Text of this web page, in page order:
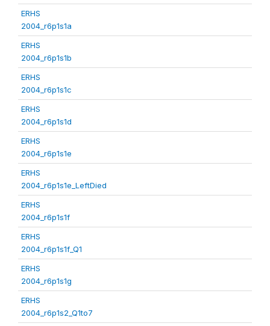
ERHS
2004_r6p1s1a
ERHS
2004_r6p1s1b
ERHS
2004_r6p1s1c
ERHS
2004_r6p1s1d
ERHS
2004_r6p1s1e
ERHS
2004_r6p1s1e_LeftDied
ERHS
2004_r6p1s1f
ERHS
2004_r6p1s1f_Q1
ERHS
2004_r6p1s1g
ERHS
2004_r6p1s2_Q1to7